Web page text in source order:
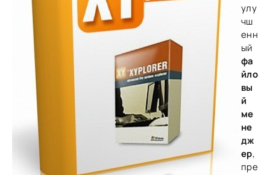
улу
чш
енн
ый
фа
йло
вы
й
ме
не
дж
ер,
пре